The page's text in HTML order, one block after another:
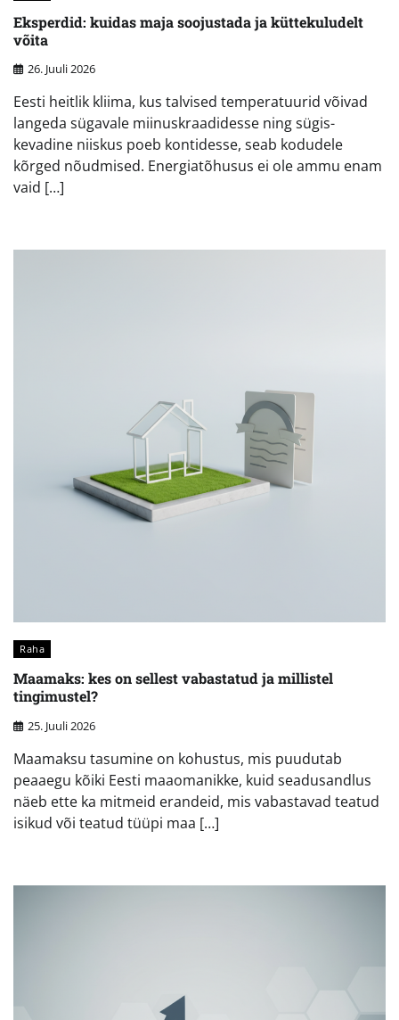
Eksperdid: kuidas maja soojustada ja küttekuludelt
võita
26. Juuli 2026
Eesti heitlik kliima, kus talvised temperatuurid võivad
langeda sügavale miinuskraadidesse ning sügis-
kevadine niiskus poeb kontidesse, seab kodudele
kõrged nõudmised. Energiatõhusus ei ole ammu enam
vaid […]
Raha
Maamaks: kes on sellest vabastatud ja millistel
tingimustel?
25. Juuli 2026
Maamaksu tasumine on kohustus, mis puudutab
peaaegu kõiki Eesti maaomanikke, kuid seadusandlus
näeb ette ka mitmeid erandeid, mis vabastavad teatud
isikud või teatud tüüpi maa […]